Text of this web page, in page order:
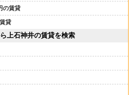
の賃貸
貸
上石神井の賃貸を検索